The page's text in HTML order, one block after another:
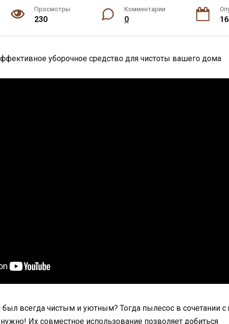
Просмотры
230
Комментарии
0
всегда чистым и уютным? Тогда пылесос в сочетании
Их совместное использование позволяет добиться